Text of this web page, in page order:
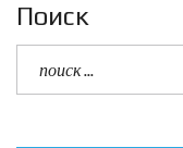
Поиск